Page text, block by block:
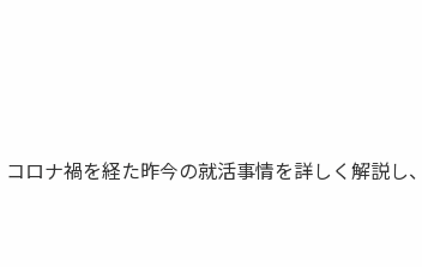
ロナ禍を経た昨今の就活事情を詳しく解説し